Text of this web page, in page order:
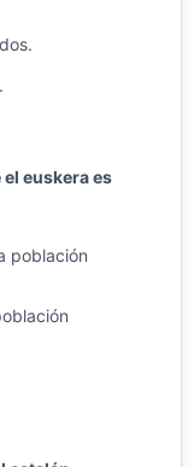
euskera es
población